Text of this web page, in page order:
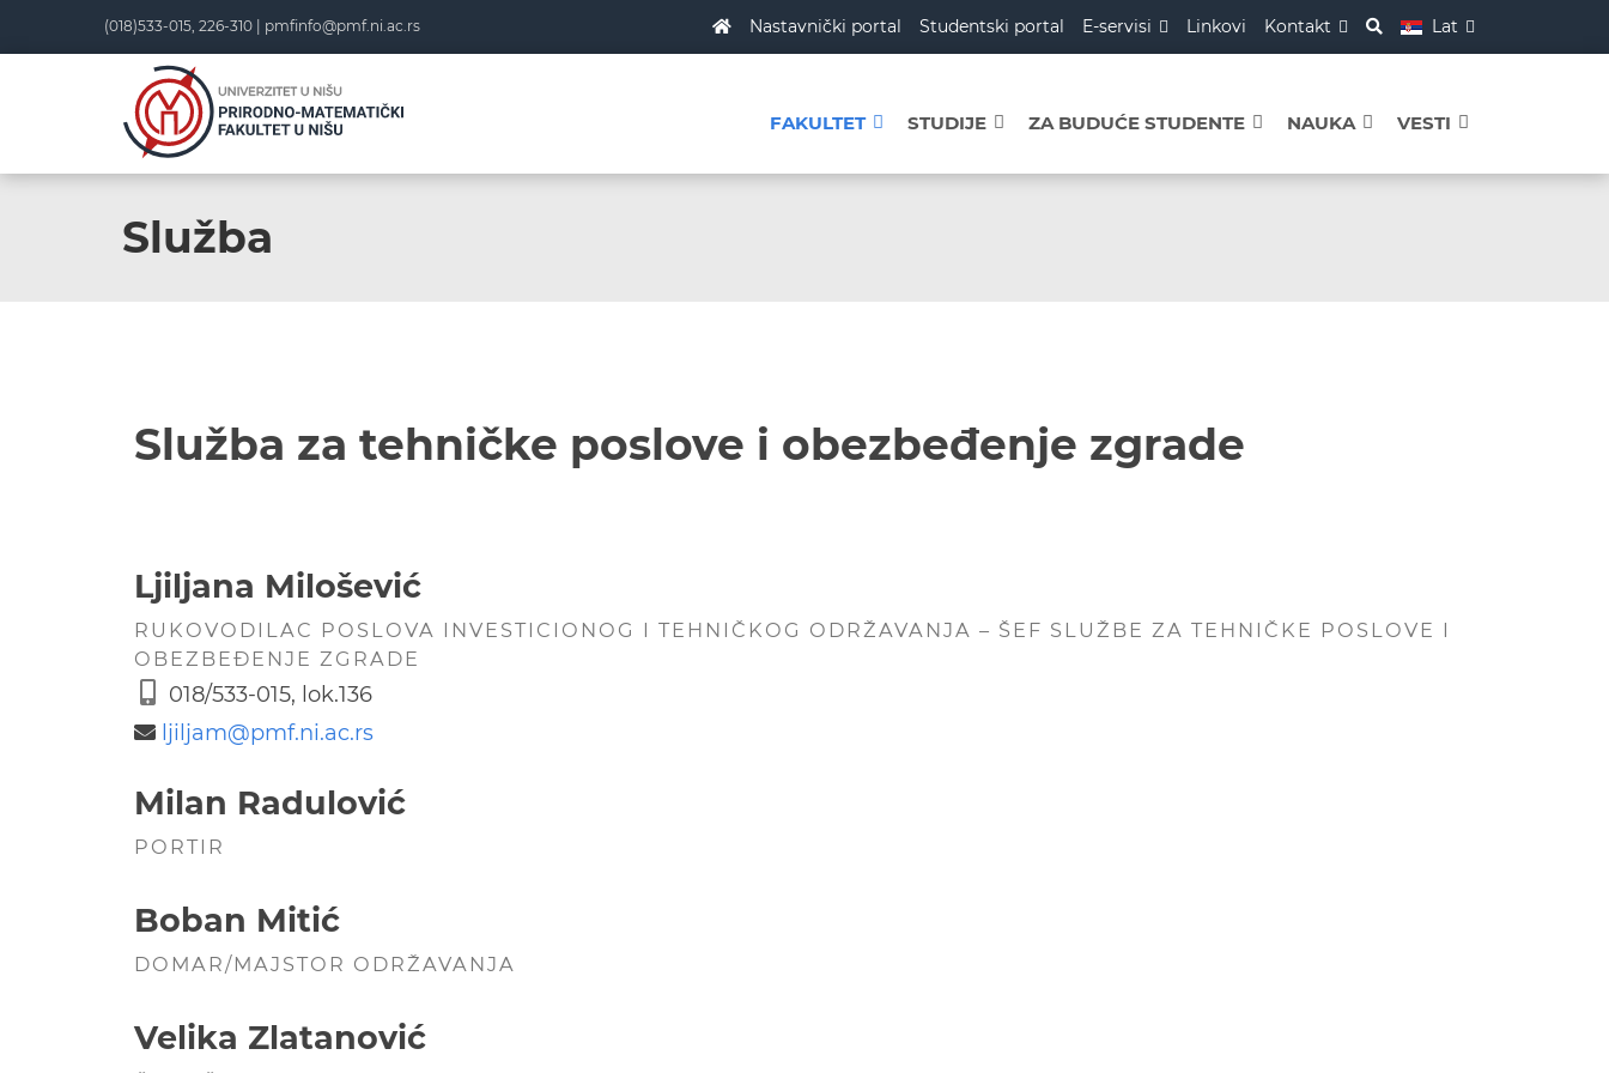
(018)533-015, 226-310 | pmfinfo@pmf.ni.ac.rs Nastavnički portal Studentski portal E-servisi Linkovi Kontakt Lat
FAKULTET STUDIJE ZA BUDUĆE STUDENTE NAUKA VESTI
Služba
Služba za tehničke poslove i obezbeđenje zgrade
Ljiljana Milošević
RUKOVODILAC POSLOVA INVESTICIONOG I TEHNIČKOG ODRŽAVANJA – ŠEF SLUŽBE ZA TEHNIČKE POSLOVE I
OBEZBEĐENJE ZGRADE
018/533-015, lok.136
ljiljam@pmf.ni.ac.rs
Milan Radulović
PORTIR
Boban Mitić
DOMAR/MAJSTOR ODRŽAVANJA
Velika Zlatanović